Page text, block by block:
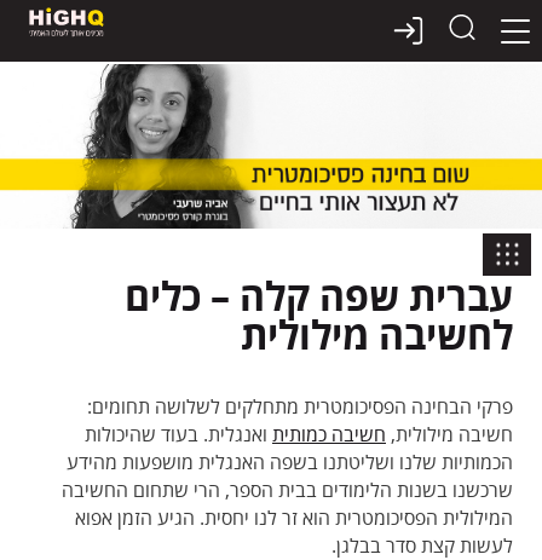
לתוכן
עברית שפה קלה – כלים
לחשיבה מילולית
פרקי הבחינה הפסיכומטרית מתחלקים לשלושה תחומים:
חשיבה מילולית, חשיבה כמותית ואנגלית. בעוד שהיכולות
הכמותיות שלנו ושליטתנו בשפה האנגלית מושפעות מהידע
שרכשנו בשנות הלימודים בבית הספר, הרי שתחום החשיבה
המילולית הפסיכומטרית הוא זר לנו יחסית. הגיע הזמן אפוא
לעשות קצת סדר בבלגן.